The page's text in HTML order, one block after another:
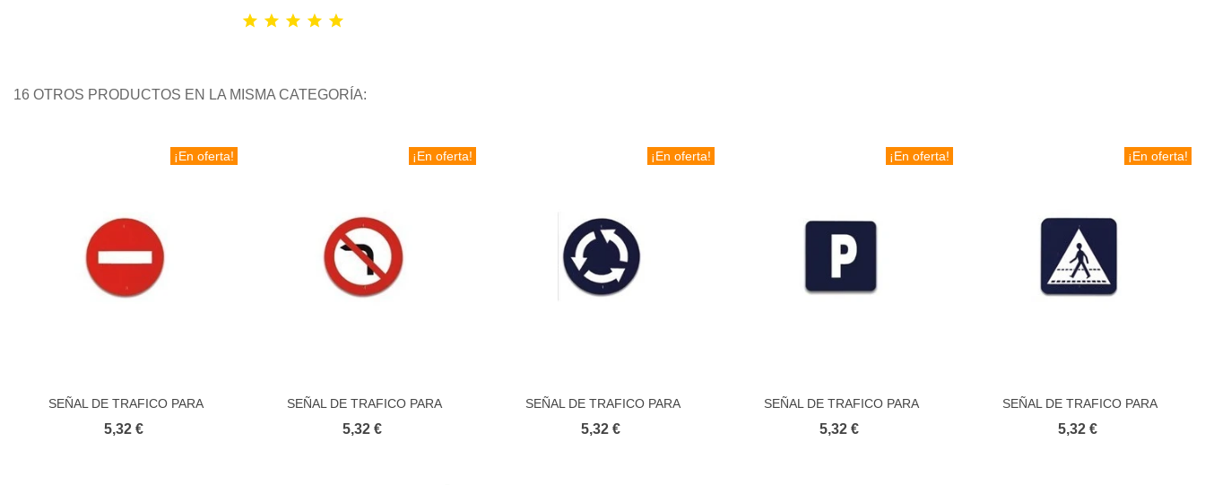
16 OTROS PRODUCTOS EN LA MISMA CATEGORÍA:
¡En oferta!
Añadir al carrito
SEÑAL DE TRAFICO PARA
EDUCACION VIAL PROHIBIDO EL
PASO
5,32 €
¡En oferta!
Añadir al carrito
SEÑAL DE TRAFICO PARA
EDUCACION VIAL PROHIBIDO
GIRAR IZQUIERDA
5,32 €
¡En oferta!
Añadir al carrito
SEÑAL DE TRAFICO PARA
EDUCACION VIAL SENTIDO DE
GIRO EN ROTONDA
5,32 €
¡En oferta!
Añadir al carrito
SEÑAL DE TRAFICO PARA
EDUCACION VIAL PARKING
5,32 €
¡En oferta!
Añadir al carrito
SEÑAL DE TRAFICO PARA
EDUCACION VIAL PASO PEATONES
5,32 €